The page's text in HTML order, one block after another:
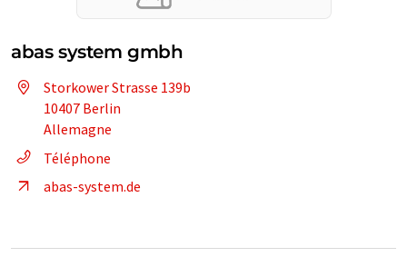
abas system gmbh
Storkower Strasse 139b
10407 Berlin
Allemagne
Téléphone
abas-system.de